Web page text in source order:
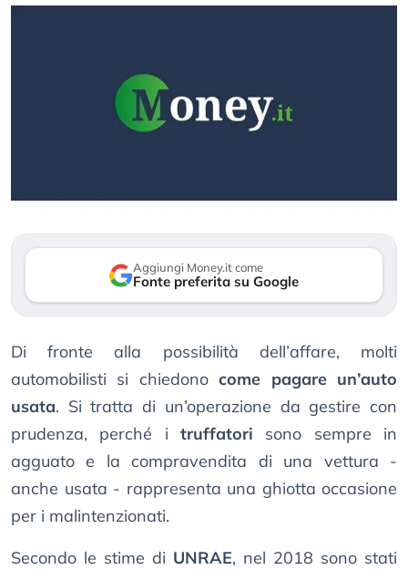
Aggiungi Money.it come
Fonte preferita su Google
Di fronte alla possibilità dell’affare, molti
automobilisti si chiedonocome pagare un’auto
usata. Si tratta di un’operazione da gestire con
prudenza, perché i truffatori sono sempre in
agguato e la compravendita di una vettura -
anche usata - rappresenta una ghiotta occasione
per i malintenzionati.
Secondo le stime di UNRAE, nel 2018 sono stati